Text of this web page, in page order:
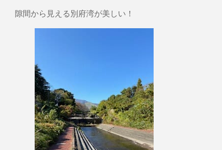
隙間から見える別府湾が美しい！